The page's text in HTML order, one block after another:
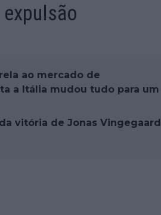
ao mercado de
a Itália mudou tudo para um
vitória de Jonas Vingegaard